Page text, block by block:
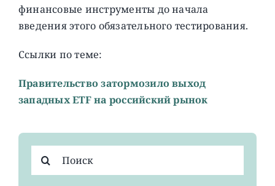
финансовые инструменты до начала
введения этого обязательного тестирования.
Ссылки по теме:
Правительство затормозило выход
западных ETF на российский рынок
поиска: